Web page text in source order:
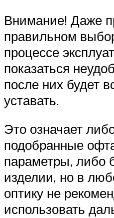
Внимание! Даже
правильном
процессе
показаться
после них будет
уставать.
Это означает
подобранные
параметры, либо
изделии, но в
оптику не
использовать